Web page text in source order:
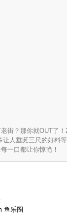
街？那你就OUT了
让人垂涎三尺的好料
一口都让你惊艳！
鱼乐圈